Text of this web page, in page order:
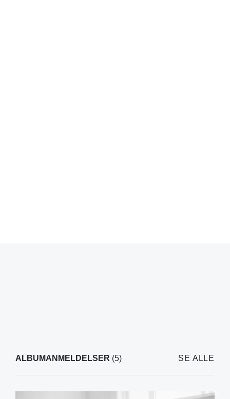
ALBUMANMELDELSER (5) SE ALLE